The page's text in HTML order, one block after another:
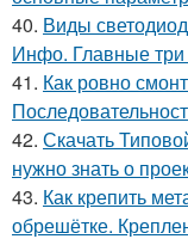
40. Виды
Инфо. Главные три
41. Как ровно
42. Скачать
нужно знать о
43. Как крепить
обрешётке.